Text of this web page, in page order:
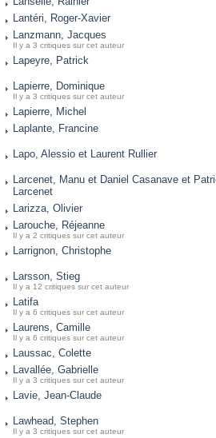
Lantéri, Roger-Xavier
Lanzmann, Jacques
Il y a 3 critiques sur cet auteur
Lapeyre, Patrick
Lapierre, Dominique
Il y a 3 critiques sur cet auteur
Lapierre, Michel
Laplante, Francine
Lapo, Alessio et Laurent Rullier
Larcenet, Manu et Daniel Casanave et
Larcenet
Larizza, Olivier
Larouche, Réjeanne
Il y a 2 critiques sur cet auteur
Larrignon, Christophe
Larsson, Stieg
Il y a 12 critiques sur cet auteur
Latifa
Il y a 6 critiques sur cet auteur
Laurens, Camille
Il y a 6 critiques sur cet auteur
Laussac, Colette
Lavallée, Gabrielle
Il y a 3 critiques sur cet auteur
Lavie, Jean-Claude
Lawhead, Stephen
Il y a 3 critiques sur cet auteur